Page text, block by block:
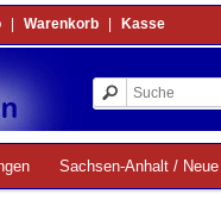
Warenkorb Kasse
Sachsen-Anhalt /